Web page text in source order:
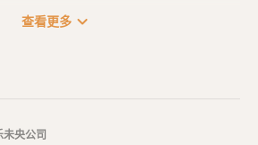
置 Node.js 环境，并探索 Node.js 的基础语
介绍 MySQL 数据库的基本概念，以及如何
用 Express 框架搭建 Web 应用程序，并了
查看更多 expand_more
央公司